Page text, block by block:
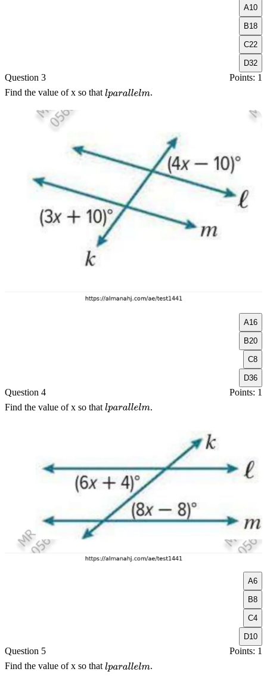
A10
B18
C22
D32
Question 3
Points: 1
Find the value ofxso thatlpar allelm
A16
B20
C8
D36
Question 4
Points: 1
Find the value ofxso thatlpar allelm
A6
B8
C4
D10
Question 5
Points: 1
Find the value ofxso thatlpar allelm